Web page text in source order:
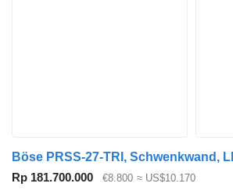
Böse PRSS-27-TRI, Schwenkwand,
Rp 181.700.000
€8.800 ≈ US$10.170